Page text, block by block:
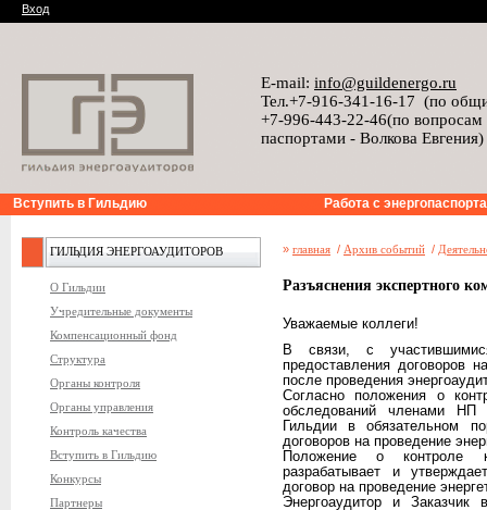
Вход
E-mail: info@guildenergo.ru
Тел.+7-916-341-16-17 (по
+7-996-443-22-46(по
паспортами - Волкова Евгения)
Вступить в Гильдию Работа с
ГИЛЬДИЯ ЭНЕРГОАУДИТОРОВ
О Гильдии
Учредительные документы
Компенсационный фонд
Структура
Органы контроля
Органы управления
Контроль качества
Вступить в Гильдию
Конкурсы
Партнеры
» главная / Архив событий /
Разъяснения экспертного
Уважаемые коллеги!
В связи, с
предоставления договоров
после проведения
Согласно положения о
обследований членами НП
Гильдии в обязательном
договоров на проведение
Положение о контроле
разрабатывает и
договор на проведение
Энергоаудитор и